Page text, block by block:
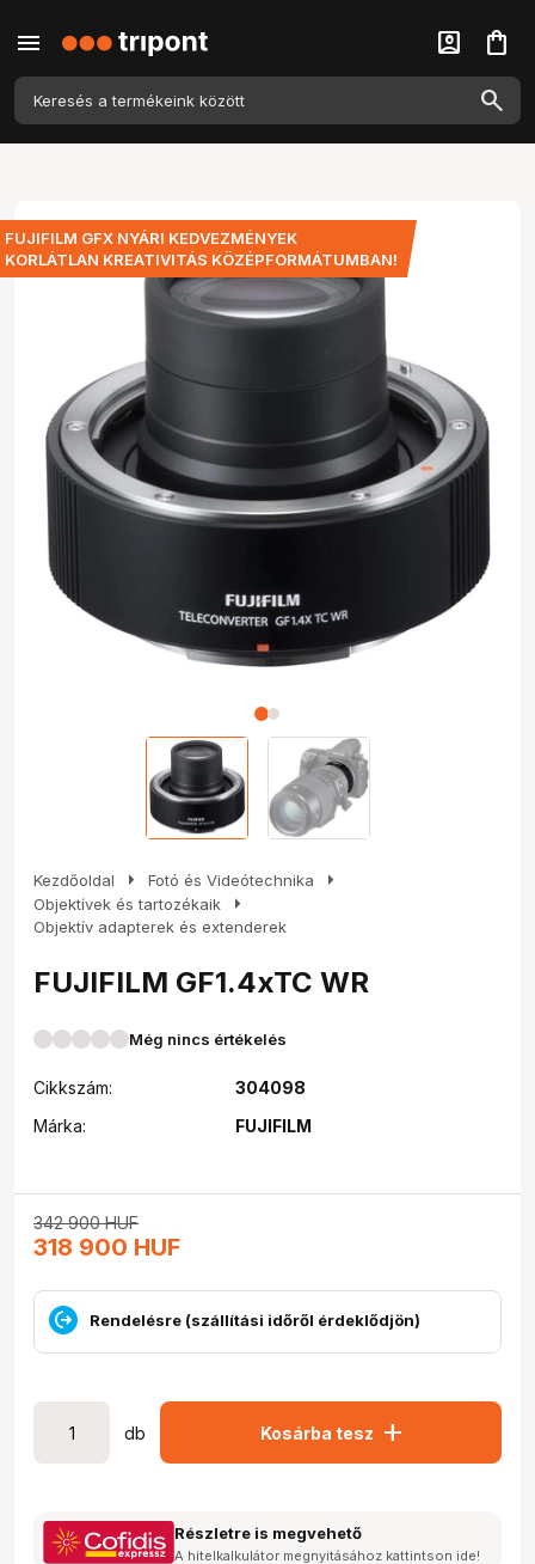
menu account_box shopping_bag
FUJIFILM GFX NYÁRI KEDVEZMÉNYEK
KORLÁTLAN KREATIVITÁS KÖZÉPFORMÁTUMBAN!
Kezdőoldal arrow_right Fotó és Videótechnika arrow_right
Objektívek és tartozékaik arrow_right
Objektív adapterek és extenderek
FUJIFILM GF1.4xTC WR
Még nincs értékelés
Cikkszám:
304098
Márka:
FUJIFILM
342 900 HUF
318 900 HUF
Rendelésre (szállítási időről érdeklődjön)
db Kosárba tesz add
Részletre is megvehető
A hitelkalkulátor megnyitásához kattintson ide!